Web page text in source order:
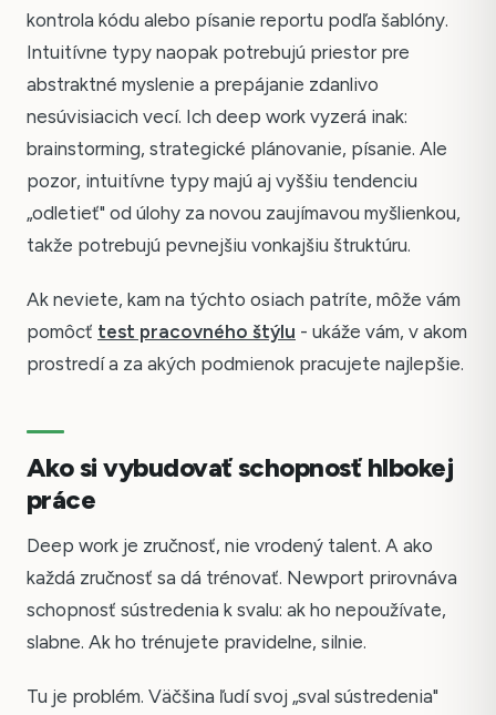
kontrola kódu alebo písanie reportu podľa šablóny.
Intuitívne typy naopak potrebujú priestor pre
abstraktné myslenie a prepájanie zdanlivo
nesúvisiacich vecí. Ich deep work vyzerá inak:
brainstorming, strategické plánovanie, písanie. Ale
pozor, intuitívne typy majú aj vyššiu tendenciu
„odletieť" od úlohy za novou zaujímavou myšlienkou,
takže potrebujú pevnejšiu vonkajšiu štruktúru.
Ak neviete, kam na týchto osiach patríte, môže vám
pomôcť test pracovného štýlu - ukáže vám, v akom
prostredí a za akých podmienok pracujete najlepšie.
Ako si vybudovať schopnosť hlbokej
práce
Deep work je zručnosť, nie vrodený talent. A ako
každá zručnosť sa dá trénovať. Newport prirovnáva
schopnosť sústredenia k svalu: ak ho nepoužívate,
slabne. Ak ho trénujete pravidelne, silnie.
Tu je problém. Väčšina ľudí svoj „sval sústredenia"